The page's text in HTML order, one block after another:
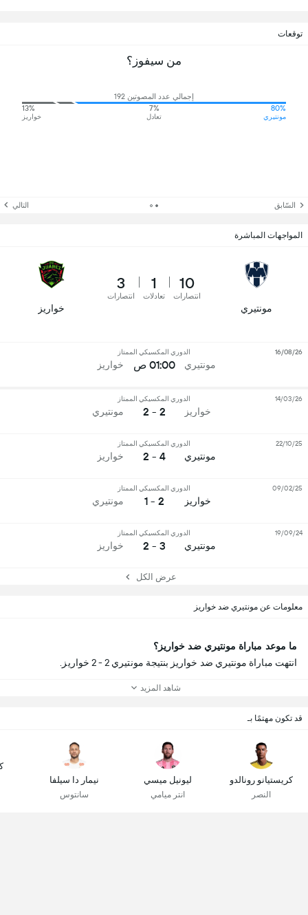
توقعات
من سيفوز؟
إجمالي عدد المصوتين 192
80%
مونتيري
7%
تعادل
13%
خواريز
السّابق التالي
المواجهات المباشرة
مونتيري
10
انتصارات
1
تعادلات
3
انتصارات
خواريز
مونتيري
الدوري المكسيكي الممتاز
01:00 ص خواريز
16/08/26
خواريز
الدوري المكسيكي الممتاز
2 - 2 مونتيري
14/03/26
مونتيري
الدوري المكسيكي الممتاز
4 - 2 خواريز
22/10/25
خواريز
الدوري المكسيكي الممتاز
2 - 1 مونتيري
09/02/25
مونتيري
الدوري المكسيكي الممتاز
3 - 2 خواريز
19/09/24
عرض الكل
معلومات عن مونتيري ضد خواريز
ما موعد مباراة مونتيري ضد خواريز؟
انتهت مباراة مونتيري ضد خواريز بنتيجة مونتيري 2 - 2 خواريز.
شاهد المزيد
قد تكون مهتمًا بـ
كريستيانو رونالدو
النصر
ليونيل ميسي
انتر ميامي
نيمار دا سيلفا
سانتوس